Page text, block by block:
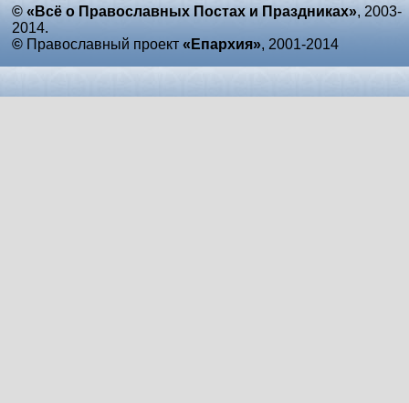
© «Всё о Православных Постах и Праздниках», 2003-
2014.
© Православный проект «Епархия», 2001-2014